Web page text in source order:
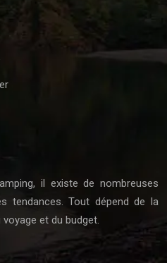
il existe de nombreuses
tendances. Tout dépend de la
et du budget.